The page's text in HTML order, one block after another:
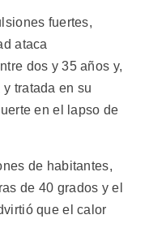
fuertes,
ataca
dos y 35 años y,
tratada en su
en el lapso de
de habitantes,
de 40 grados y el
que el calor